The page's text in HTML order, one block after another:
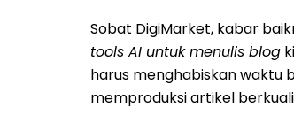
Sobat DigiMarket, kabar
tools AI untuk menulis blog
harus menghabiskan waktu
memproduksi artikel